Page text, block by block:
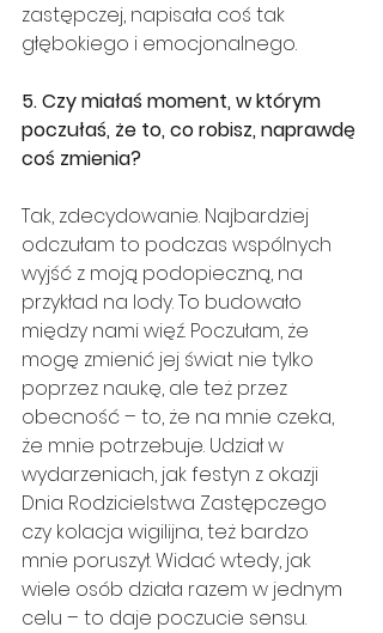
zastępczej, napisała coś tak
głębokiego i emocjonalnego.
5. Czy miałaś moment, w którym
poczułaś, że to, co robisz, naprawdę
coś zmienia?
Tak, zdecydowanie. Najbardziej
odczułam to podczas wspólnych
wyjść z moją podopieczną, na
przykład na lody. To budowało
między nami więź. Poczułam, że
mogę zmienić jej świat nie tylko
poprzez naukę, ale też przez
obecność – to, że na mnie czeka,
że mnie potrzebuje. Udział w
wydarzeniach, jak festyn z okazji
Dnia Rodzicielstwa Zastępczego
czy kolacja wigilijna, też bardzo
mnie poruszył. Widać wtedy, jak
wiele osób działa razem w jednym
celu – to daje poczucie sensu.